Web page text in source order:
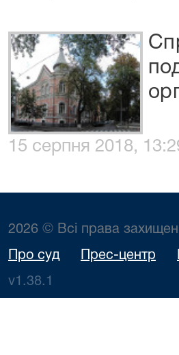
15 серпня 2018,
2026 © Всі права
Про суд Прес-центр
v1.38.1